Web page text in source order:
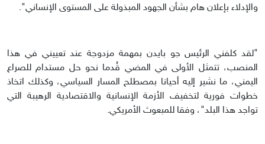
والإدلاء بإعلان هام بشأن الجهود المبذولة على المستوى الإنساني".
"لقد كلفني الرئيس جو بايدن بمهمة مزدوجة عند تعييني في هذا
المنصب، تتمثل الأولى في المضي قُدما نحو حل مستدام للصراع
اليمني، ما نشير إليه أحيانا بمصطلح المسار السياسي، وكذلك اتخاذ
خطوات فورية لتخفيف الأزمة الإنسانية والاقتصادية الرهيبة التي
تواجد هذا البلد"، وفقا للمبعوث الأمريكي.